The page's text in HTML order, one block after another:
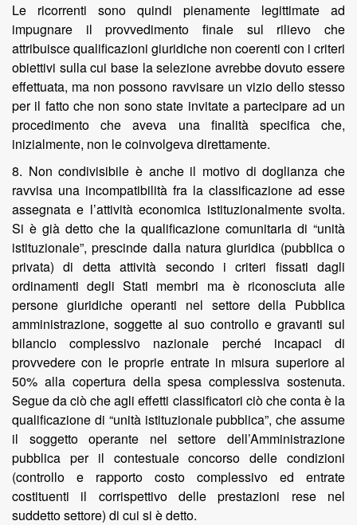
Le ricorrenti sono quindi pienamente legittimate ad
impugnare il provvedimento finale sul rilievo che
attribuisce qualificazioni giuridiche non coerenti con i criteri
obiettivi sulla cui base la selezione avrebbe dovuto essere
effettuata, ma non possono ravvisare un vizio dello stesso
per il fatto che non sono state invitate a partecipare ad un
procedimento che aveva una finalità specifica che,
inizialmente, non le coinvolgeva direttamente.
8. Non condivisibile è anche il motivo di doglianza che
ravvisa una incompatibilità fra la classificazione ad esse
assegnata e l’attività economica istituzionalmente svolta.
Si è già detto che la qualificazione comunitaria di “unità
istituzionale”, prescinde dalla natura giuridica (pubblica o
privata) di detta attività secondo i criteri fissati dagli
ordinamenti degli Stati membri ma è riconosciuta alle
persone giuridiche operanti nel settore della Pubblica
amministrazione, soggette al suo controllo e gravanti sul
bilancio complessivo nazionale perché incapaci di
provvedere con le proprie entrate in misura superiore al
50% alla copertura della spesa complessiva sostenuta.
Segue da ciò che agli effetti classificatori ciò che conta è la
qualificazione di “unità istituzionale pubblica”, che assume
il soggetto operante nel settore dell’Amministrazione
pubblica per il contestuale concorso delle condizioni
(controllo e rapporto costo complessivo ed entrate
costituenti il corrispettivo delle prestazioni rese nel
suddetto settore) di cui si è detto.